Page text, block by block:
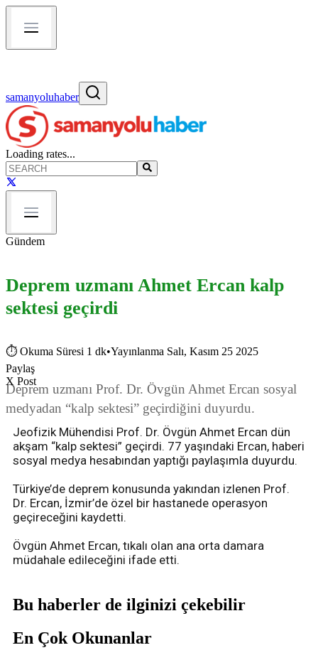
samanyoluhaber
Loading rates...
Gündem
Deprem uzmanı Ahmet Ercan kalp
sektesi geçirdi
⏱ Okuma Süresi 1 dk•Yayınlanma Salı, Kasım 25 2025
Paylaş
X Post
Deprem uzmanı Prof. Dr. Övgün Ahmet Ercan sosyal
medyadan “kalp sektesi” geçirdiğini duyurdu.
Jeofizik Mühendisi Prof. Dr. Övgün Ahmet Ercan dün
akşam “kalp sektesi” geçirdi. 77 yaşındaki Ercan, haberi
sosyal medya hesabından yaptığı paylaşımla duyurdu.
Türkiye’de deprem konusunda yakından izlenen Prof.
Dr. Ercan, İzmir’de özel bir hastanede operasyon
geçireceğini kaydetti.
Övgün Ahmet Ercan, tıkalı olan ana orta damara
müdahale edileceğini ifade etti.
Bu haberler de ilginizi çekebilir
En Çok Okunanlar